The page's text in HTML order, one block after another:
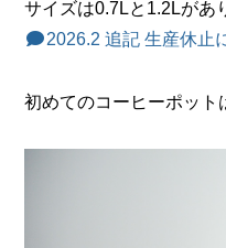
サイズは0.7Lと1.2Lがあ
2026.2 追記 生産休止
初めてのコーヒーポット